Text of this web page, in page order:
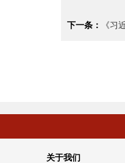
下一条： 《习
关于我们